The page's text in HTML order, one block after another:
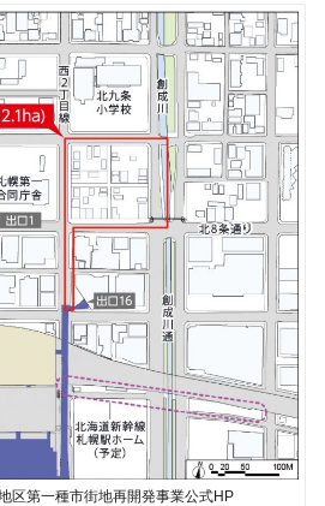
区第一種市街地再開発事業公式HP